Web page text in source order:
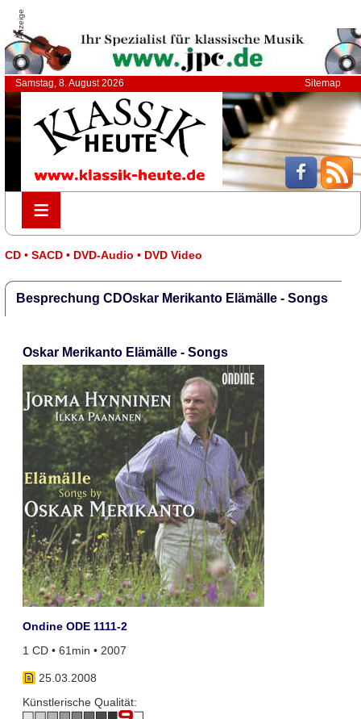
Anzeige
Samstag, 8. August 2026 Sitemap
≡
≡
CD • SACD • DVD-Audio • DVD Video
Besprechung CDOskar Merikanto Elämälle - Songs
Oskar Merikanto Elämälle - Songs
Ondine ODE 1111-2
1 CD • 61min • 2007
25.03.2008
Künstlerische Qualität: